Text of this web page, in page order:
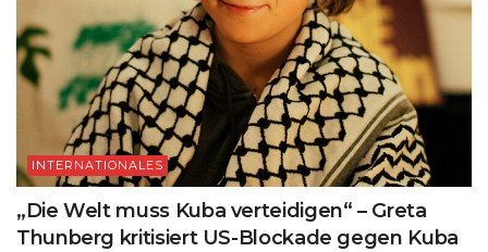
INTERNATIONALES
„Die Welt muss Kuba verteidigen“ – Greta
Thunberg kritisiert US-Blockade gegen Kuba